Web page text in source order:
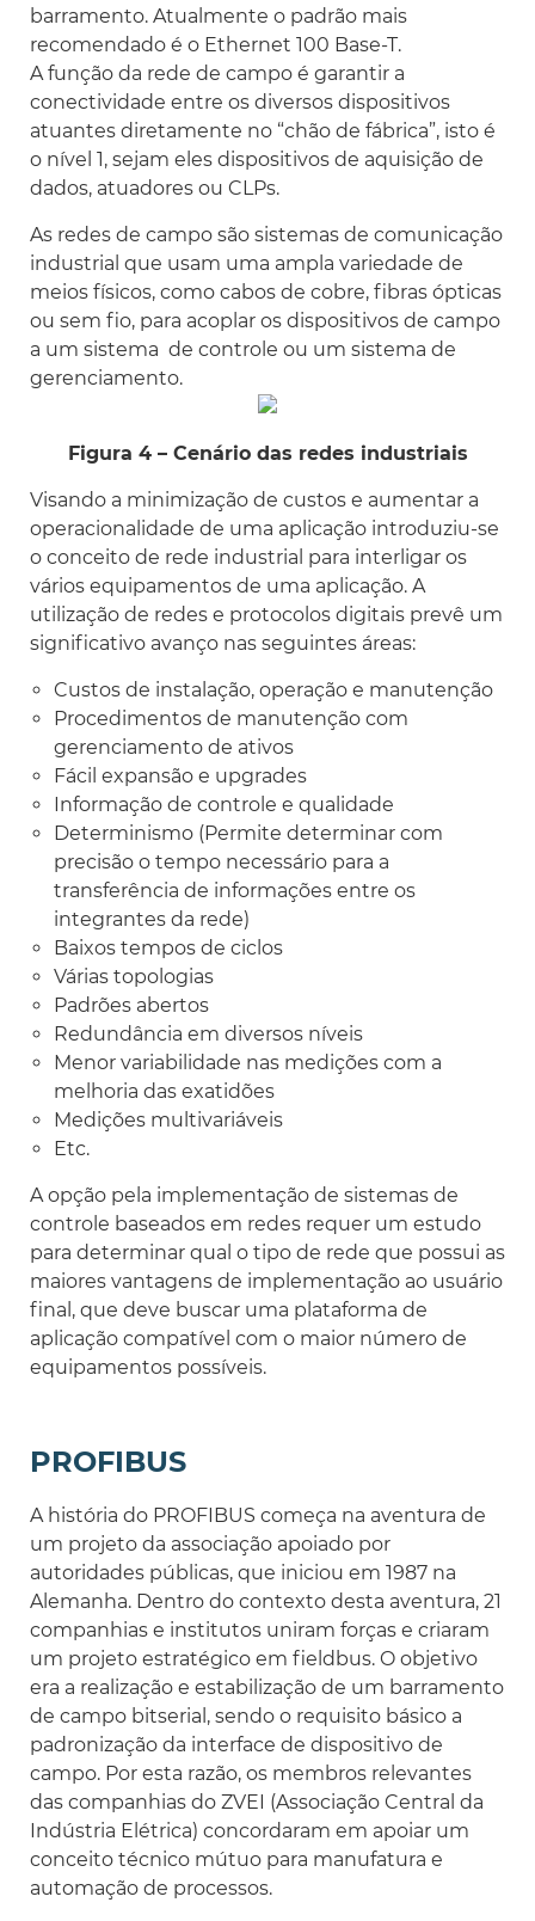
barramento. Atualmente o padrão mais
recomendado é o Ethernet 100 Base-T.
A função da rede de campo é garantir a
conectividade entre os diversos dispositivos
atuantes diretamente no “chão de fábrica”, isto é
o nível 1, sejam eles dispositivos de aquisição de
dados, atuadores ou CLPs.
As redes de campo são sistemas de comunicação
industrial que usam uma ampla variedade de
meios físicos, como cabos de cobre, fibras ópticas
ou sem fio, para acoplar os dispositivos de campo
a um sistema de controle ou um sistema de
gerenciamento.
Figura 4 – Cenário das redes industriais
Visando a minimização de custos e aumentar a
operacionalidade de uma aplicação introduziu-se
o conceito de rede industrial para interligar os
vários equipamentos de uma aplicação. A
utilização de redes e protocolos digitais prevê um
significativo avanço nas seguintes áreas:
Custos de instalação, operação e manutenção
Procedimentos de manutenção com
gerenciamento de ativos
Fácil expansão e upgrades
Informação de controle e qualidade
Determinismo (Permite determinar com
precisão o tempo necessário para a
transferência de informações entre os
integrantes da rede)
Baixos tempos de ciclos
Várias topologias
Padrões abertos
Redundância em diversos níveis
Menor variabilidade nas medições com a
melhoria das exatidões
Medições multivariáveis
Etc.
A opção pela implementação de sistemas de
controle baseados em redes requer um estudo
para determinar qual o tipo de rede que possui as
maiores vantagens de implementação ao usuário
final, que deve buscar uma plataforma de
aplicação compatível com o maior número de
equipamentos possíveis.
PROFIBUS
A história do PROFIBUS começa na aventura de
um projeto da associação apoiado por
autoridades públicas, que iniciou em 1987 na
Alemanha. Dentro do contexto desta aventura, 21
companhias e institutos uniram forças e criaram
um projeto estratégico em fieldbus. O objetivo
era a realização e estabilização de um barramento
de campo bitserial, sendo o requisito básico a
padronização da interface de dispositivo de
campo. Por esta razão, os membros relevantes
das companhias do ZVEI (Associação Central da
Indústria Elétrica) concordaram em apoiar um
conceito técnico mútuo para manufatura e
automação de processos.